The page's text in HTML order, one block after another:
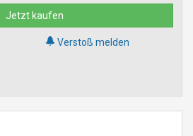
Jetzt kaufen
Verstoß melden